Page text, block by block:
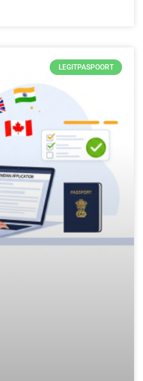
LEGITPASPOORT
Finnish